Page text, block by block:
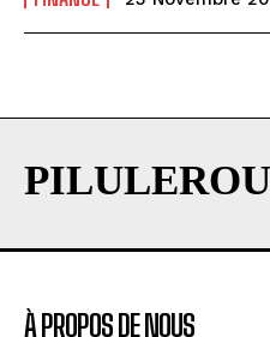
À PROPOS DE NOUS